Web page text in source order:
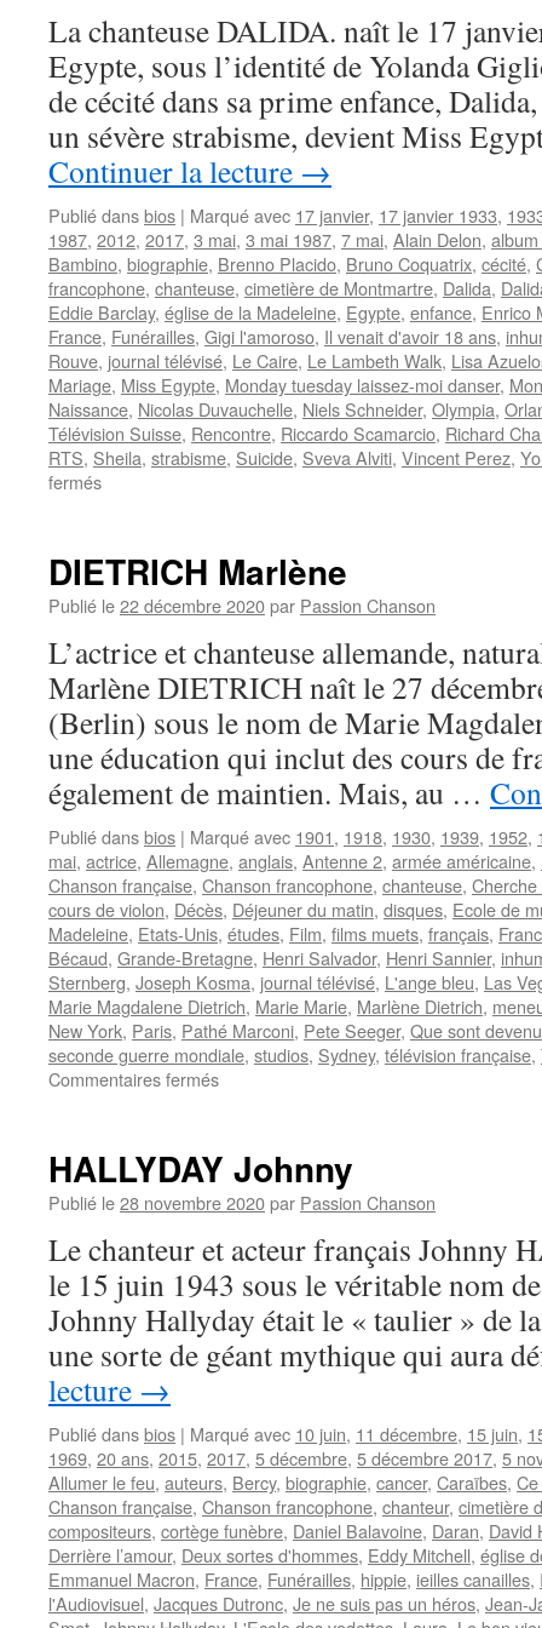
La chanteuse DALIDA. naît le 17
Egypte, sous l’identité de Yolanda
de cécité dans sa prime enfance,
un sévère strabisme, devient Miss
Continuer la lecture →
Publié dansbios | Marqué avec 17 janvier, 17 janvier 1933,
1987, 2012, 2017, 3 mai, 3 mai 1987, 7 mai, Alain Delon,
Bambino, biographie, Brenno Placido, Bruno Coquatrix, cécité,
francophone, chanteuse, cimetière de Montmartre, Dalida,
Eddie Barclay, église de la Madeleine, Egypte, enfance, Enrico
France, Funérailles, Gigi l'amoroso, Il venait d'avoir 18 ans,
Rouve, journal télévisé, Le Caire, Le Lambeth Walk, Lisa
Mariage, Miss Egypte, Monday tuesday laissez-moi danser,
Naissance, Nicolas Duvauchelle, Niels Schneider, Olympia,
Télévision Suisse, Rencontre, Riccardo Scamarcio, Richard
RTS, Sheila, strabisme, Suicide, Sveva Alviti, Vincent Perez,
ferméssur
DIETRICH Marlène
Publié le22 décembre 2020par Passion Chanson
L’actrice et chanteuse allemande,
Marlène DIETRICH naît le 27
(Berlin) sous le nom de Marie
une éducation qui inclut des cours de
également de maintien. Mais, au …
Publié dansbios | Marqué avec 1901, 1918, 1930, 1939, 1952,
mai, actrice, Allemagne, anglais, Antenne 2, armée américaine,
Chanson française, Chanson francophone, chanteuse,
cours de violon, Décès, Déjeuner du matin, disques, Ecole de
Madeleine, Etats-Unis, études, Film, films muets, français,
Bécaud, Grande-Bretagne, Henri Salvador, Henri Sannier,
Sternberg, Joseph Kosma, journal télévisé, L'ange bleu, Las
Marie Magdalene Dietrich, Marie Marie, Marlène Dietrich,
New York, Paris, Pathé Marconi, Pete Seeger, Que sont
seconde guerre mondiale, studios, Sydney, télévision française,
Commentaires ferméssur
HALLYDAY Johnny
Publié le28 novembre 2020par Passion Chanson
Le chanteur et acteur français Johnny
le 15 juin 1943 sous le véritable nom
Johnny Hallyday était le « taulier » de
une sorte de géant mythique qui aura
lecture →
Publié dansbios | Marqué avec 10 juin, 11 décembre, 15 juin,
1969, 20 ans, 2015, 2017, 5 décembre, 5 décembre 2017, 5
Allumer le feu, auteurs, Bercy, biographie, cancer, Caraïbes,
Chanson française, Chanson francophone, chanteur, cimetière
compositeurs, cortège funèbre, Daniel Balavoine, Daran, David
Derrière l’amour, Deux sortes d'hommes, Eddy Mitchell, église
Emmanuel Macron, France, Funérailles, hippie, ieilles canailles,
l'Audiovisuel, Jacques Dutronc, Je ne suis pas un héros, Jean-